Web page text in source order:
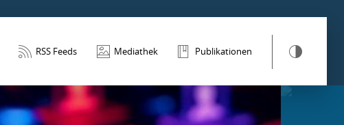
RSS Feeds Mediathek Publikationen